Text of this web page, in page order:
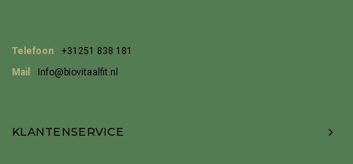
Telefoon
+31251 838 181
Mail
Info@biovitaalfit.nl
KLANTENSERVICE